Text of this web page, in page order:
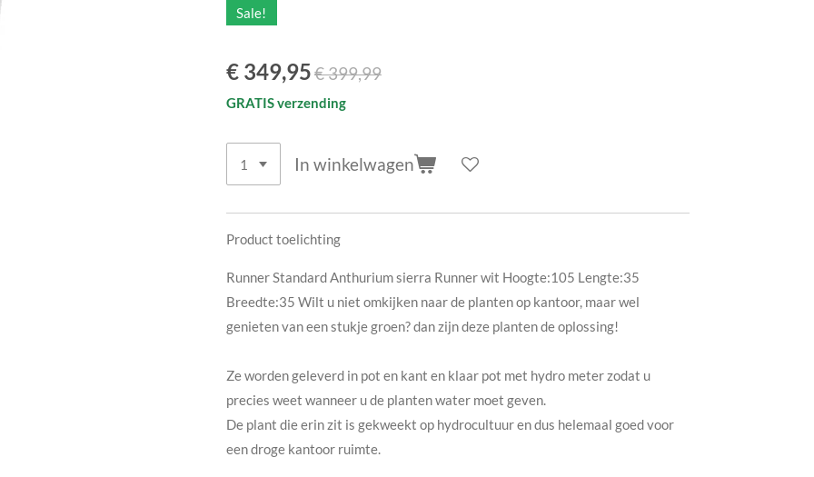
Sale!
€ 349,95€ 399,99
GRATIS verzending
In winkelwagen
Product toelichting
Runner Standard Anthurium sierra Runner wit Hoogte:105 Lengte:35
Breedte:35 Wilt u niet omkijken naar de planten op kantoor, maar wel
genieten van een stukje groen? dan zijn deze planten de oplossing!
Ze worden geleverd in pot en kant en klaar pot met hydro meter zodat u
precies weet wanneer u de planten water moet geven.
De plant die erin zit is gekweekt op hydrocultuur en dus helemaal goed voor
een droge kantoor ruimte.